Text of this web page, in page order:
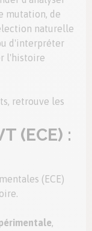
mutation, de
naturelle
d'interpréter
l'histoire
retrouve les
(ECE) :
(ECE)
,